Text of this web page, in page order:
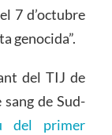
7 d’octubre
genocida”.
del TIJ de
de Sud-
del primer